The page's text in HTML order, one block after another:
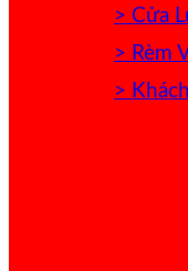
> Cửa
> Rèm
>